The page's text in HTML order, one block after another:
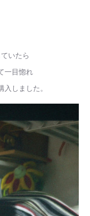
いたら
一目惚れ
しました。